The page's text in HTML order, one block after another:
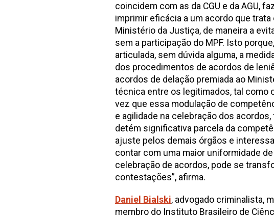
coincidem com as da CGU e da AGU,
imprimir eficácia a um acordo que trata
Ministério da Justiça, de maneira a
sem a participação do MPF. Isto
articulada, sem dúvida alguma, a
dos procedimentos de acordos de
acordos de delação premiada ao
técnica entre os legitimados, tal como
vez que essa modulação de
e agilidade na celebração dos
detém significativa parcela da
ajuste pelos demais órgãos e
contar com uma maior uniformidade
celebração de acordos, pode se
contestações”, afirma.
Daniel Bialski, advogado criminalista,
membro do Instituto Brasileiro de